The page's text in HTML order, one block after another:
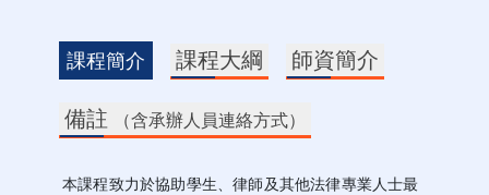
課程簡介 課程大綱
師資簡介
備註
（含承辦人員連絡方式）
本課程致力於協助學生、律師及其他法律專業人士最